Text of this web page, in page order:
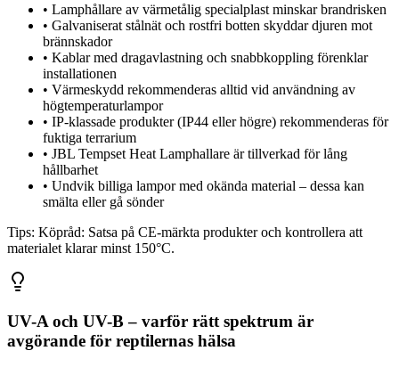
• Lamphållare av värmetålig specialplast minskar brandrisken
• Galvaniserat stålnät och rostfri botten skyddar djuren mot
brännskador
• Kablar med dragavlastning och snabbkoppling förenklar
installationen
• Värmeskydd rekommenderas alltid vid användning av
högtemperaturlampor
• IP-klassade produkter (IP44 eller högre) rekommenderas för
fuktiga terrarium
• JBL Tempset Heat Lamphallare är tillverkad för lång
hållbarhet
• Undvik billiga lampor med okända material – dessa kan
smälta eller gå sönder
Tips: Köpråd: Satsa på CE-märkta produkter och kontrollera att
materialet klarar minst 150°C.
UV-A och UV-B – varför rätt spektrum är
avgörande för reptilernas hälsa